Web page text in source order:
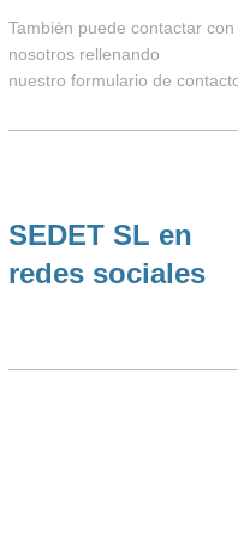
También puede contactar con
nosotros rellenando
nuestro formulario de
SEDET SL en
redes sociales